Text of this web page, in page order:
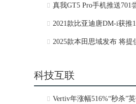
真我GT5 Pro手机推送701
2021款比亚迪唐DM-i获推
2025款本田思域发布 将提
科技互联
Vertiv年涨幅516%“秒杀”